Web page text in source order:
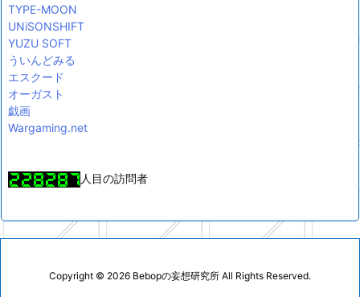
TYPE-MOON
UNiSONSHIFT
YUZU SOFT
ういんどみる
エスクード
オーガスト
戯画
Wargaming.net
人目の訪問者
Copyright © 2026 Bebopの妄想研究所 All Rights Reserved.